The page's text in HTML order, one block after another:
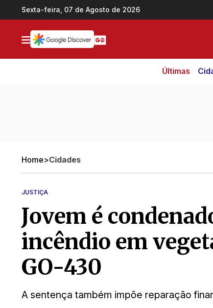
Ir direto pro conteúdo
Sexta-feira, 07 de Agosto de 2026
Últimas
Home>Cidades
JUSTIÇA
Jovem é
incêndio em
GO-430
A sentença também impõe reparação